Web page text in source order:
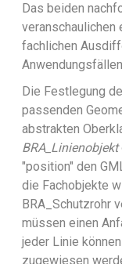
Das beiden
fachlichen
Die Festlegung
passenden
abstrakten
BRA_Linienobjekt
"position" den
die Fachobjekte
BRA_Schutzrohr
müssen einen
jeder Linie
zugewiesen